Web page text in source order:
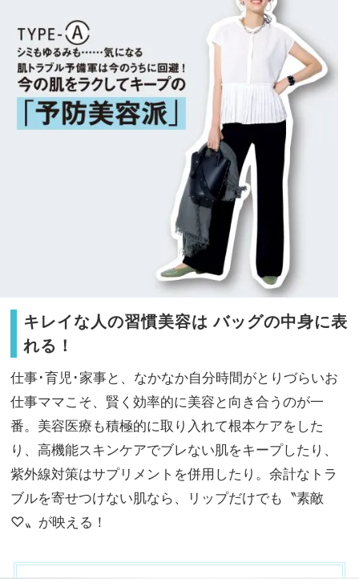
キレイな人の習慣美容は バッグの中身に表
れる！
仕事･育児･家事と、なかなか自分時間がとりづらいお
仕事ママこそ、賢く効率的に美容と向き合うのが一
番。美容医療も積極的に取り入れて根本ケアをした
り、高機能スキンケアでブレない肌をキープしたり、
紫外線対策はサプリメントを併用したり。余計なトラ
ブルを寄せつけない肌なら、リップだけでも〝素敵
♡〟が映える！